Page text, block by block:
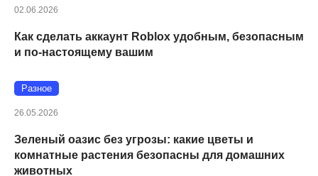
02.06.2026
Как сделать аккаунт Roblox удобным, безопасным
и по-настоящему вашим
Разное
26.05.2026
Зеленый оазис без угрозы: какие цветы и
комнатные растения безопасны для домашних
животных